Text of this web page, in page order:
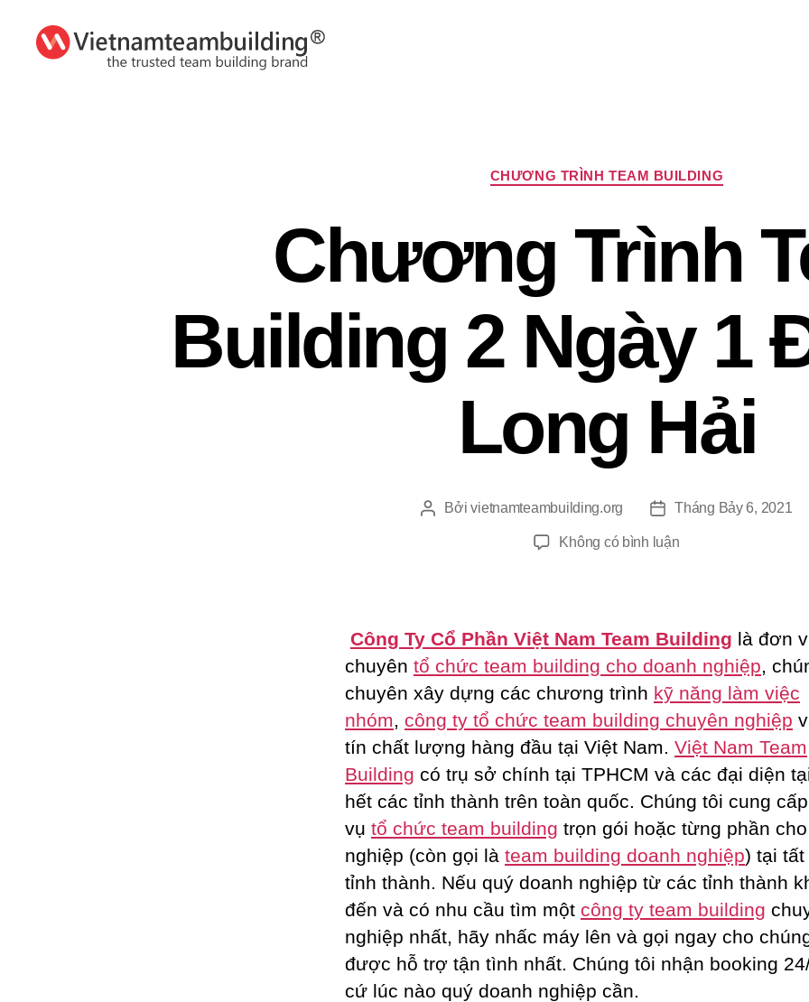
Chuyên
mục
CHƯƠNG TRÌNH TEAM BUILDING
Chương Trình
Building 2 Ngày 1
Long Hải
TácBởivietnamteambuilding.org
NgàyTháng Bảy 6, 2021
Không có bình luậnở
2
Ngày
1
Đêm
Long
Hải
Công Ty Cổ Phần Việt Nam Team Building là đơn
chuyên tổ chức team building cho doanh nghiệp ,
chuyên xây dựng các chương trình kỹ năng làm việc
nhóm
công ty tổ chức team building chuyên nghiệp
tín chất lượng hàng đầu tại Việt Nam. Việt Nam Team
Building có trụ sở chính tại TPHCM và các đại diện
hết các tỉnh thành trên toàn quốc. Chúng tôi cung
vụ tổ chức team building trọn gói hoặc từng phần
nghiệp (còn gọi là team building doanh nghiệp) tại
tỉnh thành. Nếu quý doanh nghiệp từ các tỉnh thành
đến và có nhu cầu tìm một công ty team building
nghiệp nhất, hãy nhấc máy lên và gọi ngay cho
được hỗ trợ tận tình nhất. Chúng tôi nhận booking
cứ lúc nào quý doanh nghiệp cần.